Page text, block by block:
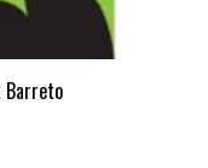
Barreto